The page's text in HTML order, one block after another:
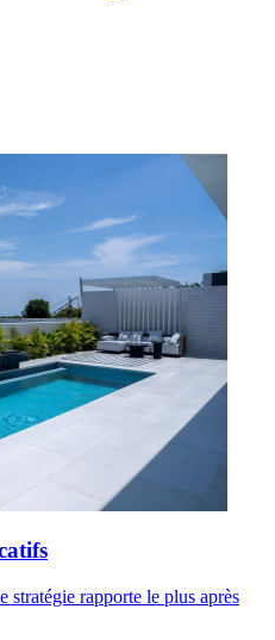
stratégie rapporte le plus après